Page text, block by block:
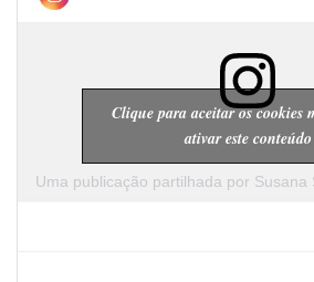
Clique para aceitar os cookies
ativar este conteúdo